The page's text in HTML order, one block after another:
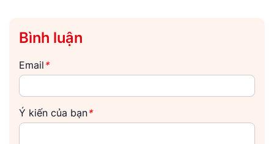
Bình luận
Email *
Ý kiến của bạn*